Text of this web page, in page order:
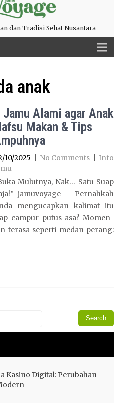
dan Tradisi Sehat Nusantara
anak
Jamu Alami agar Anak
Makan & Tips
10/2025 No Comments
Info
Mulutnya, Nak… Satu Suap
jamuvoyage – Pernahkah
mengucapkan kalimat itu
campur putus asa? Momen-
terasa seperti medan perang:
Kasino Digital: Perubahan